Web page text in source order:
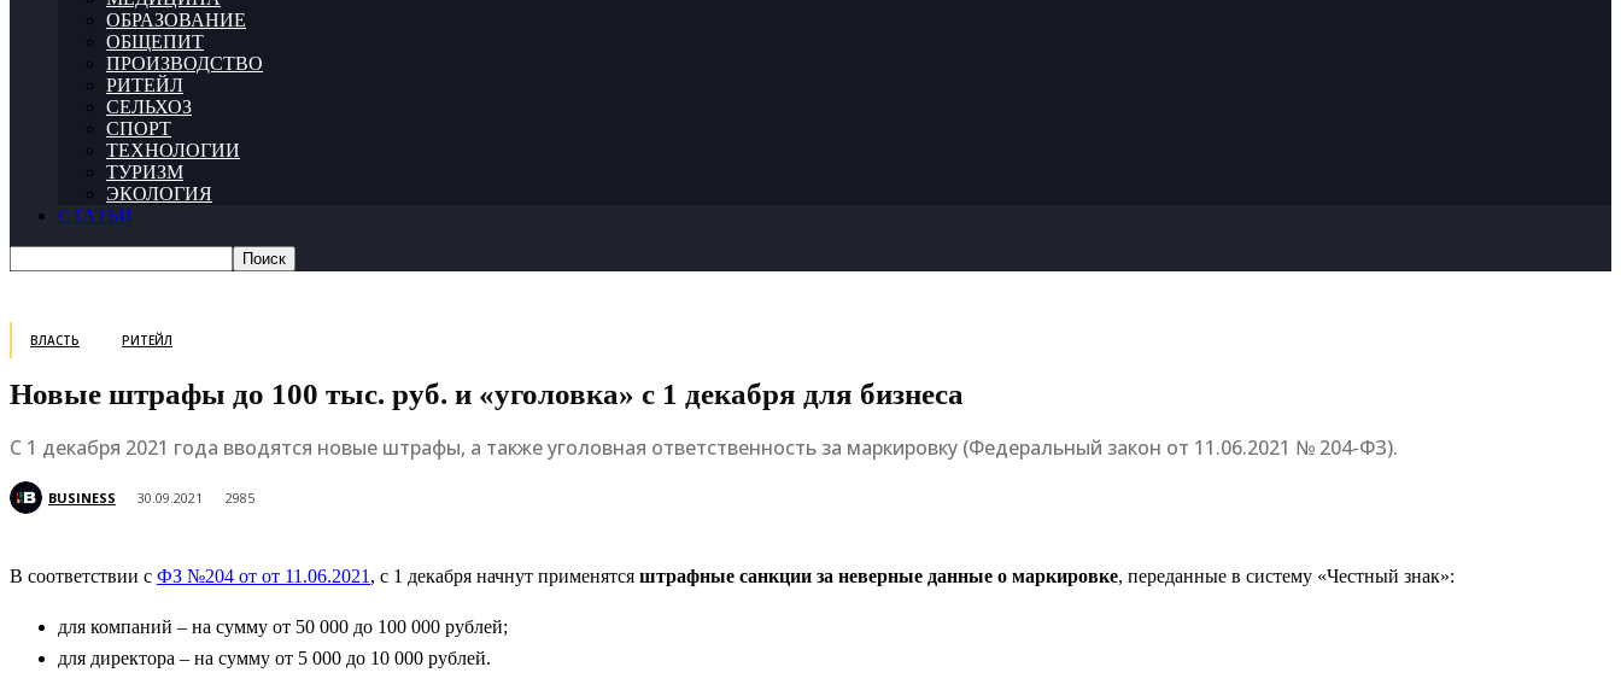
ОБРАЗОВАНИЕ
ОБЩЕПИТ
ПРОИЗВОДСТВО
РИТЕЙЛ
СЕЛЬХОЗ
СПОРТ
ТЕХНОЛОГИИ
ТУРИЗМ
ЭКОЛОГИЯ
СТАТЬИ
ВЛАСТЬ РИТЕЙЛ
Новые штрафы до 100 тыс. руб. и «уголовка» с 1 декабря для бизнеса
С 1 декабря 2021 года вводятся новые штрафы, а также уголовная ответственность за маркировку (Федеральный закон от 11.06.2021 № 204-ФЗ).
BUSINESS 30.09.2021 2985
В соответствии с ФЗ №204 от от 11.06.2021 , с 1 декабря начнут применятся штрафные санкции за неверные данные о маркировке, переданные в систему «Честный знак»:
для компаний – на сумму от 50 000 до 100 000 рублей;
для директора – на сумму от 5 000 до 10 000 рублей.